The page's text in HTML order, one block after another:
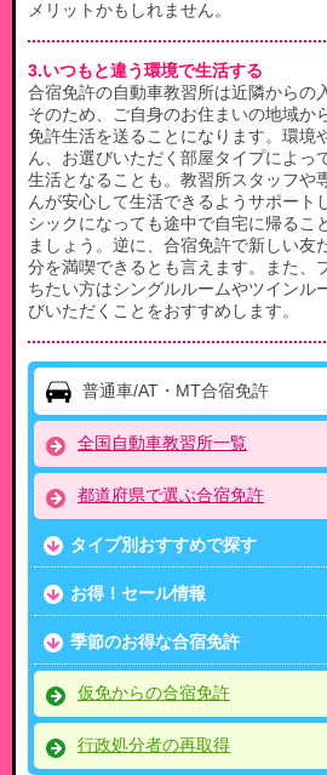
メリットかもしれません。
3.いつもと違う環境で生活する
合宿免許の自動車教習所は近隣からの
そのため、ご自身のお住まいの地域か
免許生活を送ることになります。環境
ん、お選びいただく部屋タイプによっ
生活となることも。教習所スタッフや
んが安心して生活できるようサポート
シックになっても途中で自宅に帰るこ
ましょう。逆に、合宿免許で新しい友
分を満喫できるとも言えます。また、
ちたい方はシングルルームやツインル
びいただくことをおすすめします。
普通車/AT・MT合宿免許
全国自動車教習所一覧
都道府県で選ぶ合宿免許
タイプ別おすすめで探す
お得！セール情報
季節のお得な合宿免許
仮免からの合宿免許
行政処分者の再取得